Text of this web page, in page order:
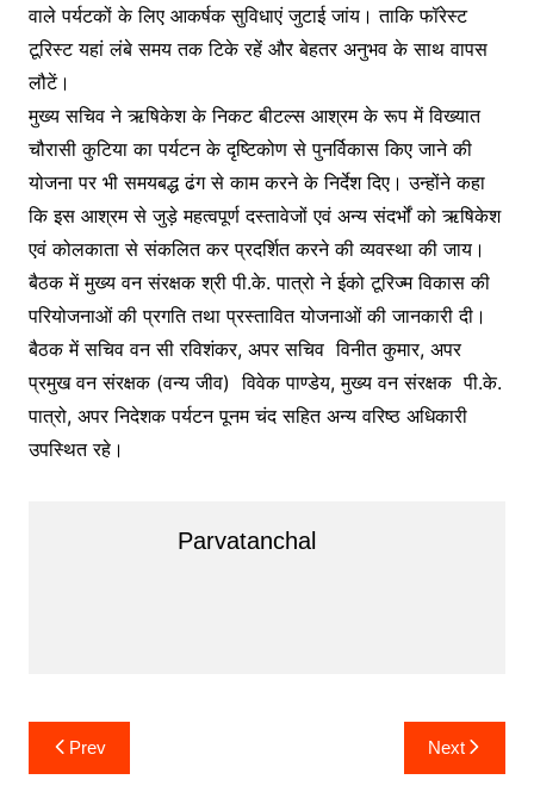
वाले पर्यटकों के लिए आकर्षक सुविधाएं जुटाई जांय। ताकि फॉरेस्ट
टूरिस्ट यहां लंबे समय तक टिके रहें और बेहतर अनुभव के साथ वापस
लौटें।
मुख्य सचिव ने ऋषिकेश के निकट बीटल्स आश्रम के रूप में विख्यात
चौरासी कुटिया का पर्यटन के दृष्टिकोण से पुनर्विकास किए जाने की
योजना पर भी समयबद्ध ढंग से काम करने के निर्देश दिए। उन्होंने कहा
कि इस आश्रम से जुड़े महत्वपूर्ण दस्तावेजों एवं अन्य संदर्भों को ऋषिकेश
एवं कोलकाता से संकलित कर प्रदर्शित करने की व्यवस्था की जाय।
बैठक में मुख्य वन संरक्षक श्री पी.के. पात्रो ने ईको टूरिज्म विकास की
परियोजनाओं की प्रगति तथा प्रस्तावित योजनाओं की जानकारी दी।
बैठक में सचिव वन सी रविशंकर, अपर सचिव विनीत कुमार, अपर
प्रमुख वन संरक्षक (वन्य जीव) विवेक पाण्डेय, मुख्य वन संरक्षक पी.के.
पात्रो, अपर निदेशक पर्यटन पूनम चंद सहित अन्य वरिष्ठ अधिकारी
उपस्थित रहे।
Parvatanchal
Post
navigation
Prev Next